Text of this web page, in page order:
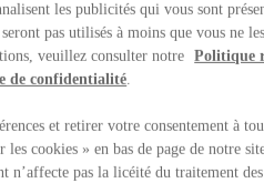
les publicités qui vous sont
pas utilisés à moins que vous ne
veuillez consulter notre
Politique
de confidentialité.
et retirer votre consentement à
cookies » en bas de page de notre
n’affecte pas la licéité du traitement des